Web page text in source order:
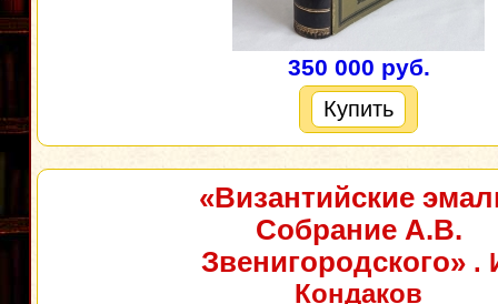
350 000 руб.
Купить
«Византийские
Собрание А.В.
Звенигородского» .
Кондаков